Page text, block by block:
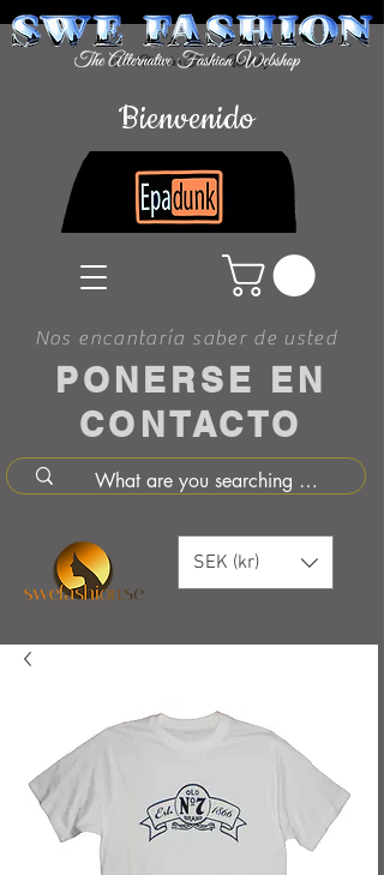
PONERSE EN
CONTACTO
Nos encantaría saber de usted
Bienvenido
SEK (kr)